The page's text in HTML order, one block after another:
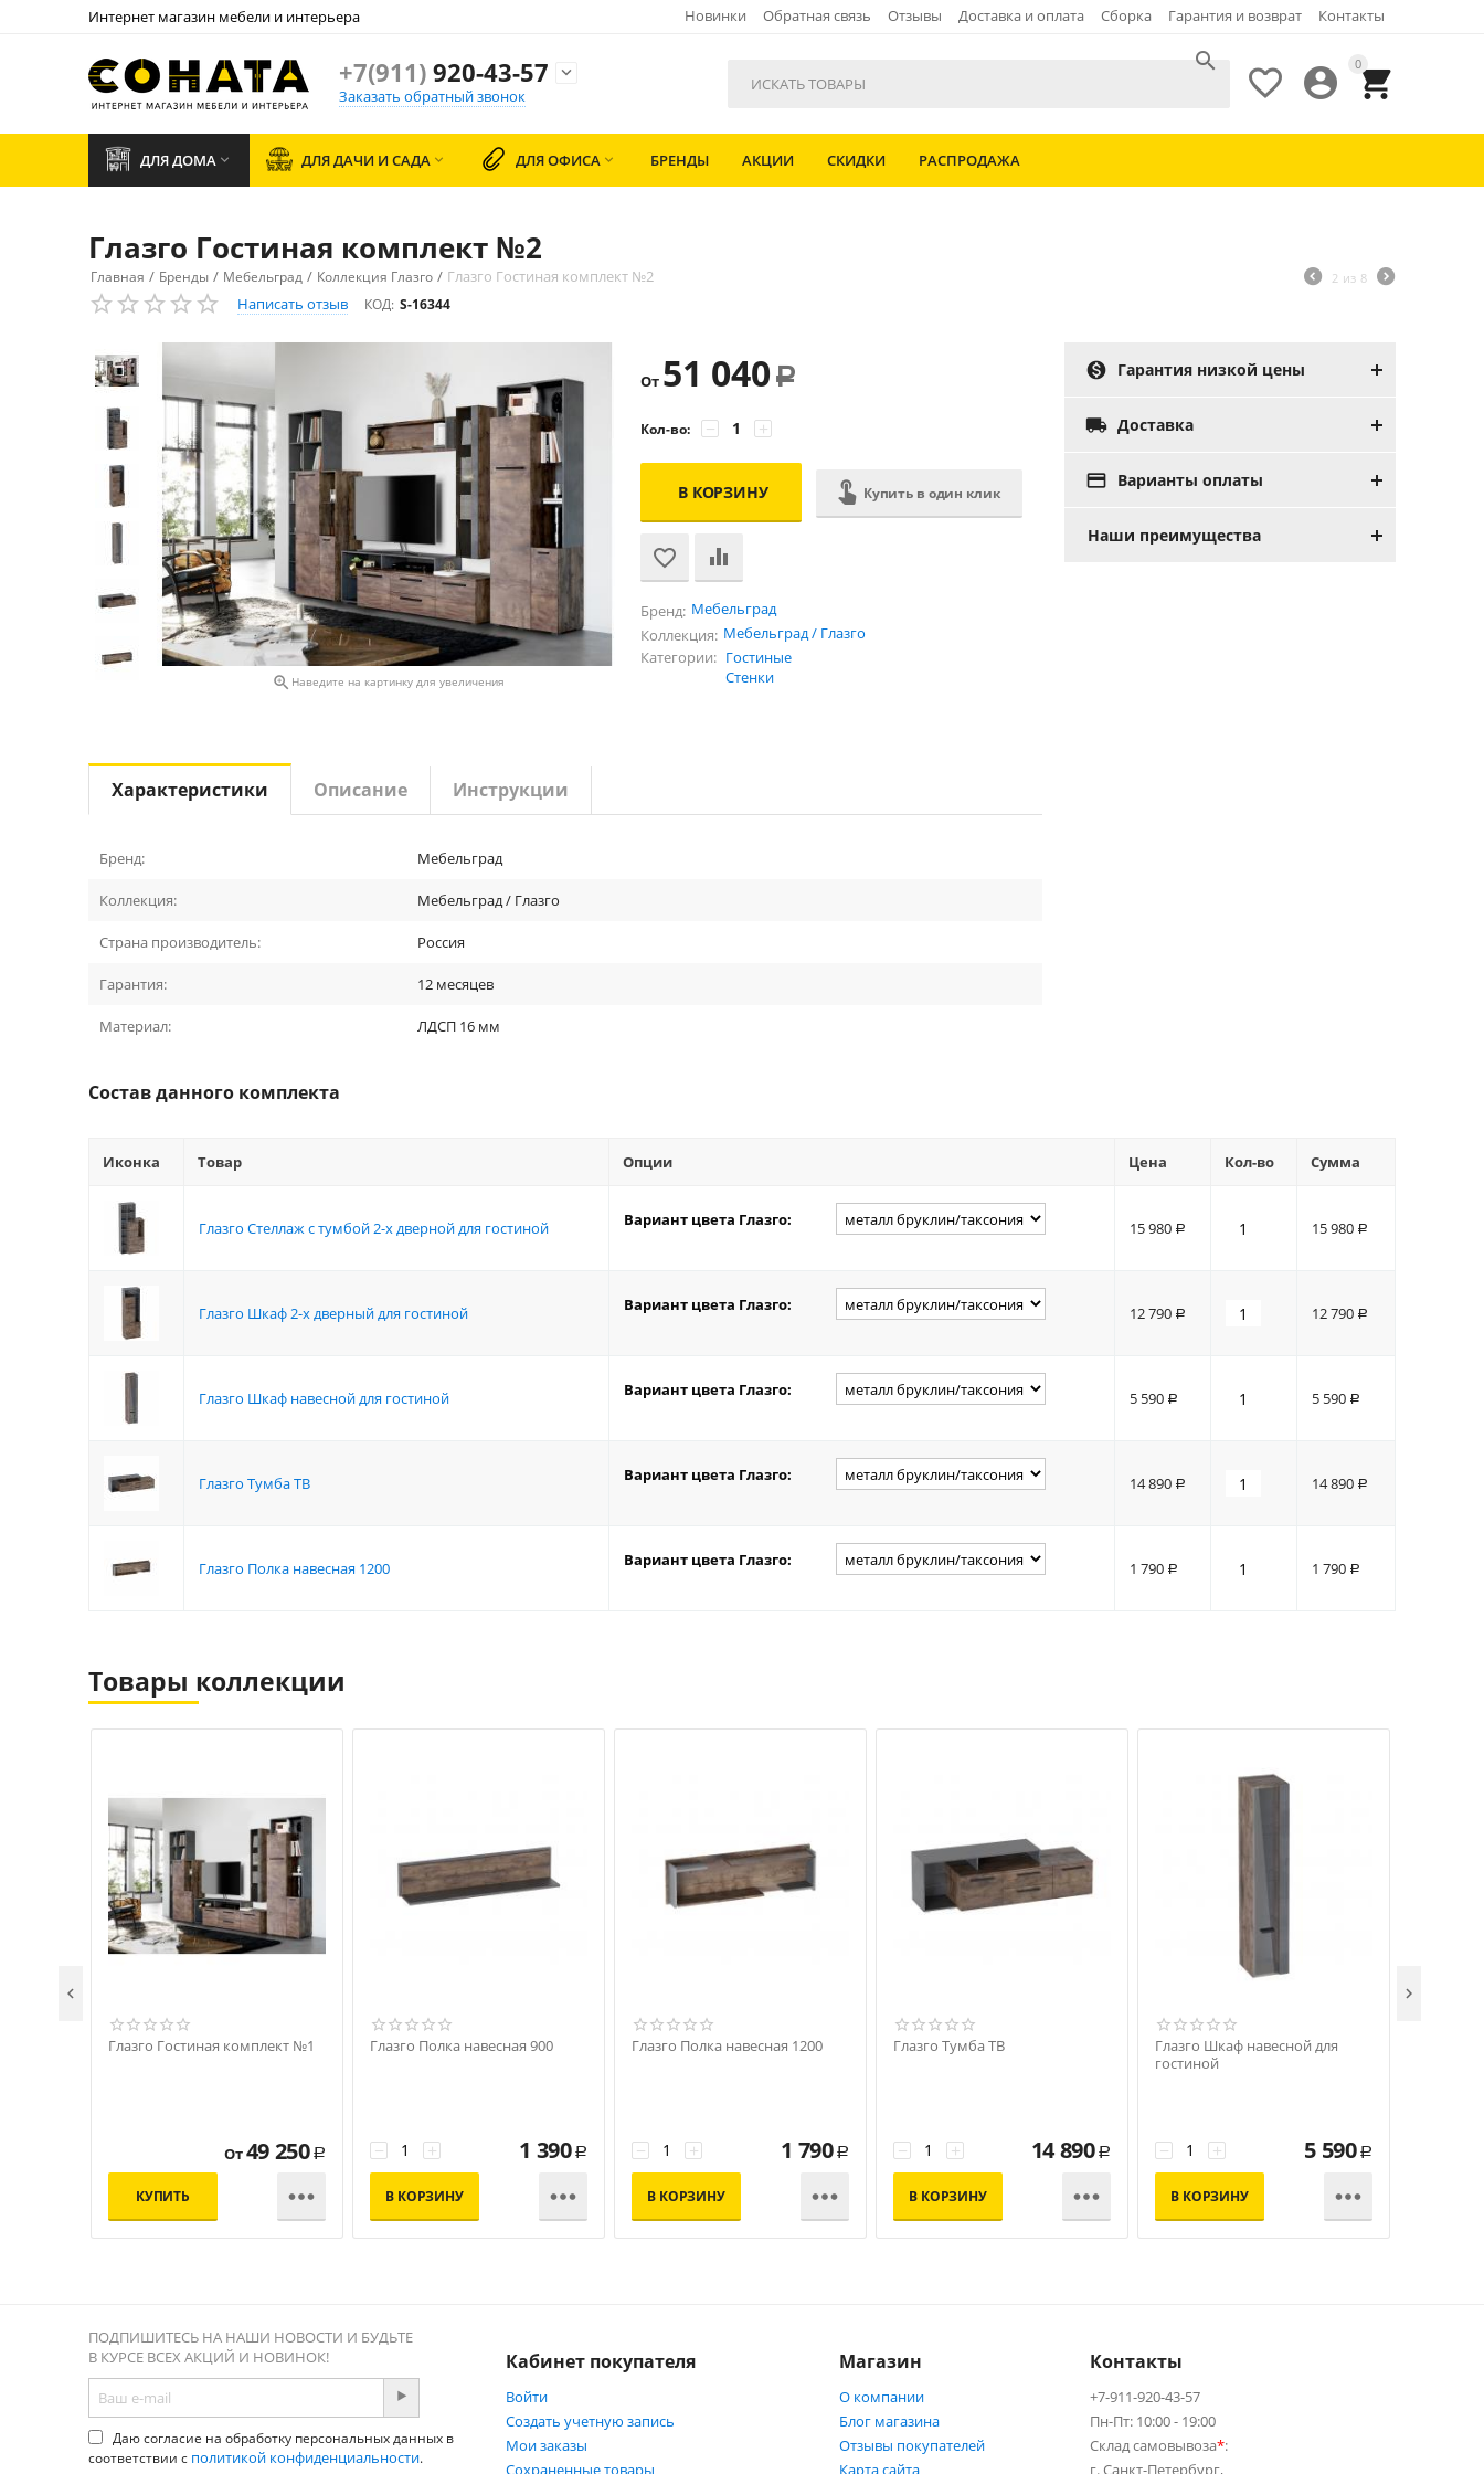
Интернет магазин мебели и интерьера Новинки Обратная связь Отзывы Доставка и оплата Сборка Гарантия и возврат Контакты
+7(911)920-43-57

Заказать обратный звонок
0



ДЛЯ ДОМА  ДЛЯ ДАЧИ И САДА  ДЛЯ ОФИСА  БРЕНДЫ АКЦИИ СКИДКИ РАСПРОДАЖА
Глазго Гостиная комплект №2
Главная / Бренды / Мебельград / Коллекция Глазго / Глазго Гостиная комплект №2 2 из 8
Написать отзыв КОД: S-16344
 Наведите на картинку для увеличения
От 51 040 Р
Кол-во: +
−
В КОРЗИНУ Купить в один клик
Бренд: Мебельград
Коллекция: Мебельград / Глазго
Категории: Гостиные
Стенки
 Гарантия низкой цены
 Доставка
 Варианты оплаты
Наши преимущества
Характеристики Описание Инструкции
Бренд: Мебельград
Коллекция: Мебельград / Глазго
Страна производитель: Россия
Гарантия: 12 месяцев
Материал: ЛДСП 16 мм
Состав данного комплекта
Иконка Товар Опции Цена Кол-во Сумма
Глазго Стеллаж с тумбой 2-х дверной для гостиной Вариант цвета Глазго: 15 980 Р 15 980 Р
Глазго Шкаф 2-х дверный для гостиной Вариант цвета Глазго: 12 790 Р 12 790 Р
Глазго Шкаф навесной для гостиной Вариант цвета Глазго: 5 590 Р 5 590 Р
Глазго Тумба ТВ Вариант цвета Глазго: 14 890 Р 14 890 Р
Глазго Полка навесная 1200 Вариант цвета Глазго: 1 790 Р 1 790 Р
Товары коллекции
Глазго Гостиная комплект №1
От49 250 Р
КУПИТЬ 
Глазго Полка навесная 900
+
− 1 390 Р
В КОРЗИНУ 
Глазго Полка навесная 1200
+
− 1 790 Р
В КОРЗИНУ 
Глазго Тумба ТВ
+
− 14 890 Р
В КОРЗИНУ 
Глазго Шкаф навесной для
гостиной
+
− 5 590 Р
В КОРЗИНУ 
 
ПОДПИШИТЕСЬ НА НАШИ НОВОСТИ И БУДЬТЕ
В КУРСЕ ВСЕХ АКЦИЙ И НОВИНОК!
Даю согласие на обработку персональных данных в
соответствии с политикой конфиденциальности.
Кабинет покупателя
Войти
Создать учетную запись
Мои заказы
Сохраненные товары
Магазин
О компании
Блог магазина
Отзывы покупателей
Карта сайта
Контакты
+7-911-920-43-57
Пн-Пт: 10:00 - 19:00
Склад самовывоза*:
г. Санкт-Петербург,